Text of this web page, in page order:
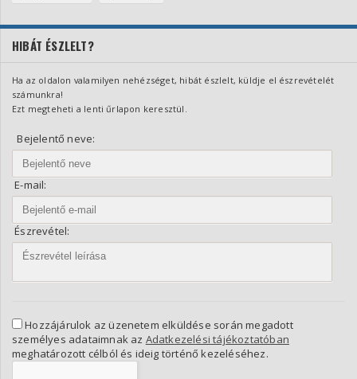
HIBÁT ÉSZLELT?
Ha az oldalon valamilyen nehézséget, hibát észlelt, küldje el észrevételét
számunkra!
Ezt megteheti a lenti űrlapon keresztül.
Bejelentő neve:
E-mail:
Észrevétel:
Hozzájárulok az üzenetem elküldése során megadott
személyes adataimnak az Adatkezelési tájékoztatóban
meghatározott célból és ideig történő kezeléséhez.